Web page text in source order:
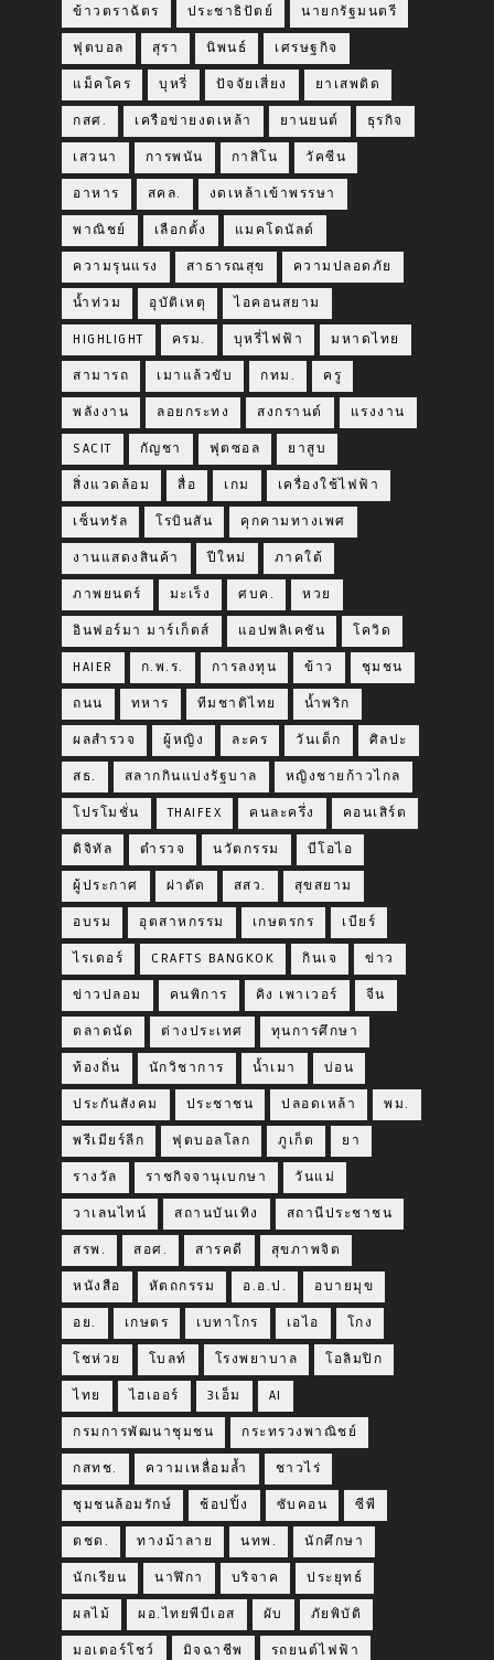
ข้าวตราฉัตร ประชาธิปัตย์ นายกรัฐมนตรี
ฟุตบอล สุรา นิพนธ์ เศรษฐกิจ
แม็คโคร บุหรี่ ปัจจัยเสี่ยง ยาเสพติด
กสศ. เครือข่ายงดเหล้า ยานยนต์ ธุรกิจ
เสวนา การพนัน กาสิโน วัคซีน
อาหาร สคล. งดเหล้าเข้าพรรษา
พาณิชย์ เลือกตั้ง แมคโดนัลด์
ความรุนแรง สาธารณสุข ความปลอดภัย
น้ำท่วม อุบัติเหตุ ไอคอนสยาม
HIGHLIGHT ครม. บุหรี่ไฟฟ้า มหาดไทย
สามารถ เมาแล้วขับ กทม. ครู
พลังงาน ลอยกระทง สงกรานต์ แรงงาน
SACIT กัญชา ฟุตซอล ยาสูบ
สิ่งแวดล้อม สื่อ เกม เครื่องใช้ไฟฟ้า
เซ็นทรัล โรบินสัน คุกคามทางเพศ
งานแสดงสินค้า ปีใหม่ ภาคใต้
ภาพยนตร์ มะเร็ง ศบค. หวย
อินฟอร์มา มาร์เก็ตส์ แอปพลิเคชัน โควิด
HAIER ก.พ.ร. การลงทุน ข้าว ชุมชน
ถนน ทหาร ทีมชาติไทย น้ำพริก
ผลสำรวจ ผู้หญิง ละคร วันเด็ก ศิลปะ
สธ. สลากกินแบ่งรัฐบาล หญิงชายก้าวไกล
โปรโมชั่น THAIFEX คนละครึ่ง คอนเสิร์ต
ดิจิทัล ตำรวจ นวัตกรรม บีโอไอ
ผู้ประกาศ ผ่าตัด สสว. สุขสยาม
อบรม อุตสาหกรรม เกษตรกร เบียร์
ไรเดอร์ CRAFTS BANGKOK กินเจ ข่าว
ข่าวปลอม คนพิการ คิง เพาเวอร์ จีน
ตลาดนัด ต่างประเทศ ทุนการศึกษา
ท้องถิ่น นักวิชาการ น้ำเมา บ่อน
ประกันสังคม ประชาชน ปลอดเหล้า พม.
พรีเมียร์ลีก ฟุตบอลโลก ภูเก็ต ยา
รางวัล ราชกิจจานุเบกษา วันแม่
วาเลนไทน์ สถานบันเทิง สถานีประชาชน
สรพ. สอศ. สารคดี สุขภาพจิต
หนังสือ หัตถกรรม อ.อ.ป. อบายมุข
อย. เกษตร เบทาโกร เอไอ โกง
โชห่วย โบลท์ โรงพยาบาล โอลิมปิก
ไทย ไฮเออร์ 3เอ็ม AI
กรมการพัฒนาชุมชน กระทรวงพาณิชย์
กสทช. ความเหลื่อมล้ำ ชาวไร่
ชุมชนล้อมรักษ์ ช้อปปิ้ง ซับคอน ซีพี
ตชด. ทางม้าลาย นทพ. นักศึกษา
นักเรียน นาฬิกา บริจาค ประยุทธ์
ผลไม้ ผอ.ไทยพีบีเอส ผับ ภัยพิบัติ
มอเตอร์โชว์ มิจฉาชีพ รถยนต์ไฟฟ้า